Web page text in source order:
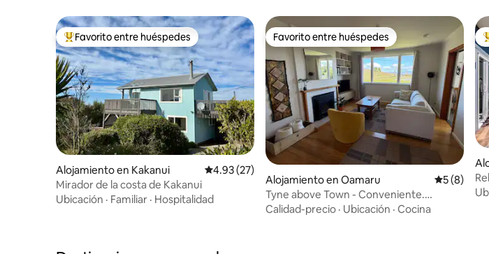
Favorito entre huéspedes preferido
Favorito entre huéspedes
Alojamiento en Kakanui Calificación promedio: 4.93 de 5, 27 reseñas
4.93 (27)
Mirador de la costa de Kakanui
Ubicación · Familiar · Hospitalidad
Favorito entre huéspedes
Favorito entre huéspedes
Alojamiento en Oamaru
5 (8)
Tyne above Town - Conveniente.
Cómodo. Limpio.
Calidad-precio · Ubicación · Cocina